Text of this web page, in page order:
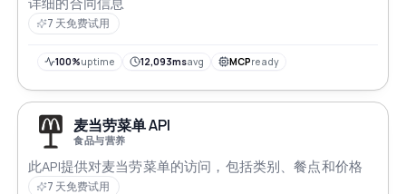
7 天免费试用
100%uptime 12,093msavg MCPready
麦当劳菜单 API
食品与营养
此API提供对麦当劳菜单的访问，包括类别、餐点和价格
7 天免费试用